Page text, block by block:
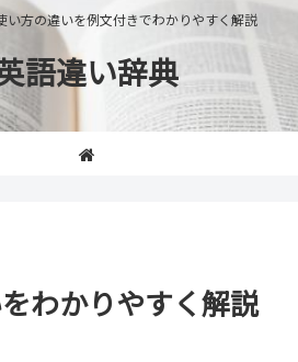
い方の違いを例文付きでわかりやすく解説
語違い辞典
わかりやすく解説